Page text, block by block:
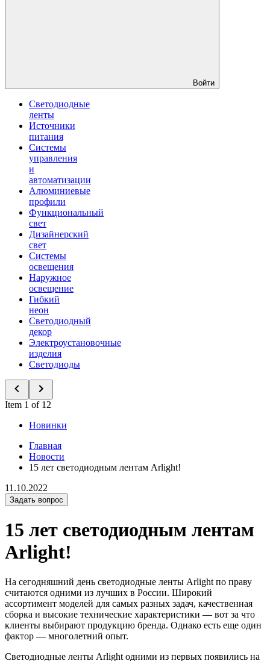
Войти
Светодиодные
ленты
Источники
питания
Системы
управления
и
автоматизации
Алюминиевые
профили
Функциональный
свет
Дизайнерский
свет
Системы
освещения
Наружное
освещение
Гибкий
неон
Светодиодный
декор
Электроустановочные
изделия
Светодиоды
Item 1 of 12
Новинки
Главная
Новости
15 лет светодиодным лентам Arlight!
11.10.2022
Задать вопрос
15 лет светодиодным лентам
Arlight!
На сегодняшний день светодиодные ленты Arlight по праву
считаются одними из лучших в России. Широкий
ассортимент моделей для самых разных задач, качественная
сборка и высокие технические характеристики — вот за что
клиенты выбирают продукцию бренда. Однако есть еще один
фактор — многолетний опыт.
Светодиодные ленты Arlight одними из первых появились на